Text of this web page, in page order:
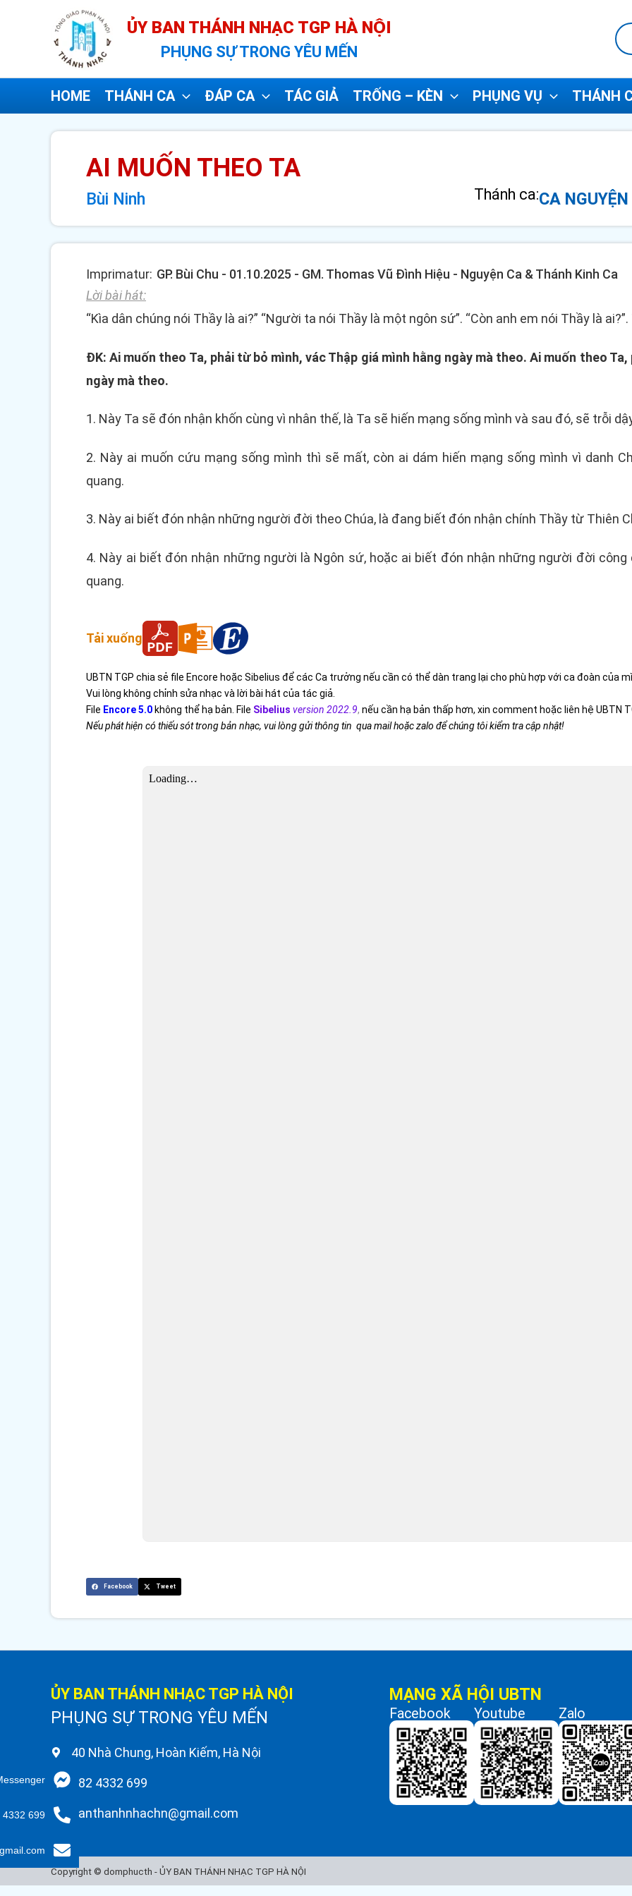
dung
ỦY BAN THÁNH NHẠC TGP HÀ NỘI
PHỤNG SỰ TRONG YÊU MẾN
HOME THÁNH CA ĐÁP CA TÁC GIẢ TRỐNG – KÈN PHỤNG VỤ THÁNH
AI MUỐN THEO TA
Bùi Ninh Thánh ca:CA
Imprimatur: GP. Bùi Chu - 01.10.2025 - GM. Thomas Vũ Đình Hiệu - Nguyện Ca & Thánh Kinh Ca
Lời bài hát:
“Kìa dân chúng nói Thầy là ai?” “Người ta nói Thầy là một ngôn sứ”. “Còn anh em nói Thầy là
ĐK: Ai muốn theo Ta, phải từ bỏ mình, vác Thập giá mình hằng ngày mà theo. Ai muốn theo
ngày mà theo.
1. Này Ta sẽ đón nhận khốn cùng vì nhân thế, là Ta sẽ hiến mạng sống mình và sau đó, sẽ trỗi
2. Này ai muốn cứu mạng sống mình thì sẽ mất, còn ai dám hiến mạng sống mình vì danh
quang.
3. Này ai biết đón nhận những người đời theo Chúa, là đang biết đón nhận chính Thầy từ Thiên
4. Này ai biết đón nhận những người là Ngôn sứ, hoặc ai biết đón nhận những người đời công
quang.
Tải xuống
UBTN TGP chia sẻ file Encore hoặc Sibelius để các Ca trưởng nếu cần có thể dàn trang lại cho phù hợp với ca đoàn của
Vui lòng không chỉnh sửa nhạc và lời bài hát của tác giả.
File Encore 5.0không thể hạ bản. File Sibelius version 2022.9, nếu cần hạ bản thấp hơn, xin comment hoặc liên hệ UBTN
Nếu phát hiện có thiếu sót trong bản nhạc, vui lòng gửi thông tin qua mail hoặc zalo để chúng tôi kiểm tra cập nhật!
Facebook Tweet
ỦY BAN THÁNH NHẠC TGP HÀ NỘI
PHỤNG SỰ TRONG YÊU MẾN
40 Nhà Chung, Hoàn Kiếm, Hà Nội
082 4332 699
banthanhnhachn@gmail.com
MẠNG XÃ HỘI UBTN
Facebook Youtube Zalo
Copyright © domphucth - ỦY BAN THÁNH NHẠC TGP HÀ NỘI
4332 699